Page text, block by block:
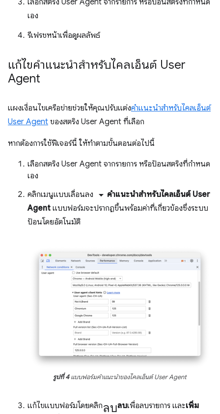
เอง
รีเฟรชหน้าเพื่อดูผลลัพธ์
แก้ไขคำแนะนำสำหรับไคลเอ็นต์ User
Agent
แผงเงื่อนไขเครือข่ายช่วยให้คุณปรับแต่งคําแนะนําสําหรับไคลเอ็นต์
User Agent ของสตริง User Agent ที่เลือก
หากต้องการใช้ฟีเจอร์นี้ ให้ทำตามขั้นตอนต่อไปนี้
เลือกสตริง User Agent จากรายการ หรือป้อนสตริงที่กำหนด
เอง
คลิกเมนูแบบเลื่อนลง arrow_drop_down คำแนะนำสำหรับไคลเอ็นต์ User
Agent แบบฟอร์มจะปรากฏขึ้นพร้อมค่าที่เกี่ยวข้องซึ่งระบบ
ป้อนโดยอัตโนมัติ
รูปที่ 4แบบฟอร์มคําแนะนําของไคลเอ็นต์ User Agent
แก้ไขแบบฟอร์มโดยคลิกลบลบเพื่อลบรายการ และเพิ่ม